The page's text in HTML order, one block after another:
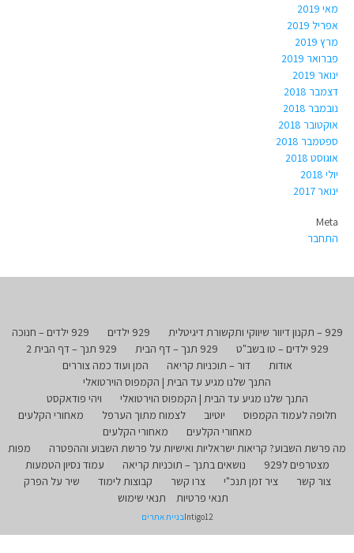
מאי 2019
אפריל 2019
מרץ 2019
פברואר 2019
ינואר 2019
דצמבר 2018
נובמבר 2018
אוקטובר 2018
ספטמבר 2018
אוגוסט 2018
יולי 2018
ינואר 2017
Meta
התחבר
929 – תקנון דיוור שיווקי ותקשורת דיגיטלית 929 ילדים
929 ילדים – חנוכה
929 ילדים – טו בשב"ט
929 תנך – דף הבית
929 תנך – דף הבית 2
אודות
דור – תוכניות קריאה
המן ועוד כמה צוררים
התנך שלנו מגיע עד הבית | הקמפוס הוירטואלי
התנך שלנו מגיע עד הבית | הקמפוס הוירטואלי
ויהי פודאקסט
חלופה לעמוד הקמפוס
יוטיוב לצמוח מתוך הערפל
מאחורי הקלעים
מאחורי הקלעים
מאחורי הקלעים
מה פרשת השבוע? קריאות ישראליות ואישיות על פרשת השבוע וההפטרה
מפות
מצטרפים ל929
נושאים בתנך – תוכניות קריאה
עמוד נסיון הטמעות
צור קשר
ציר זמן תנכ"י צרו קשר קבוצות לימוד
שיר על הפרק
תנאי פרטיות
תנאי שימוש
Intigo12בניית אתרים